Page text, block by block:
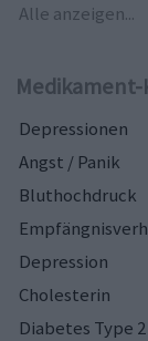
Alle anzeigen...
Depressionen
Angst / Panik
Bluthochdruck
Depression
Cholesterin
Diabetes Type 2